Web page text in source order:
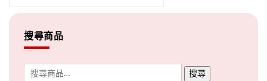
搜尋商品
搜尋